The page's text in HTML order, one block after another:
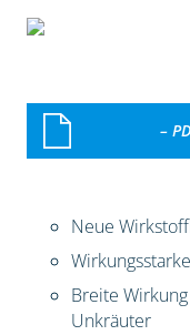
–
Neue
Breite
Unkräuter